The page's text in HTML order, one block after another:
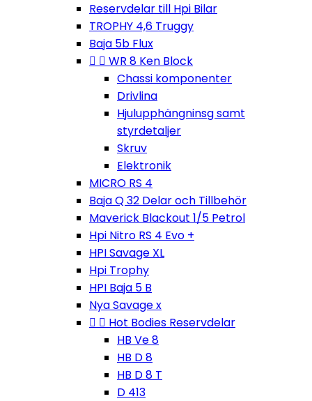
Reservdelar till Hpi Bilar
TROPHY 4,6 Truggy
Baja 5b Flux
  WR 8 Ken Block
Chassi komponenter
Drivlina
Hjulupphängninsg samt
styrdetaljer
Skruv
Elektronik
MICRO RS 4
Baja Q 32 Delar och Tillbehör
Maverick Blackout 1/5 Petrol
Hpi Nitro RS 4 Evo +
HPI Savage XL
Hpi Trophy
HPI Baja 5 B
Nya Savage x
  Hot Bodies Reservdelar
HB Ve 8
HB D 8
HB D 8 T
D 413